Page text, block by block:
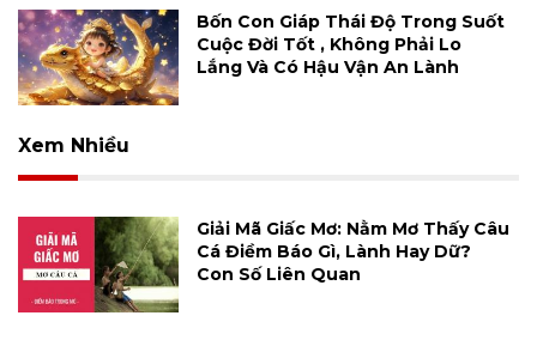
Bốn Con Giáp Thái Độ Trong Suốt
Cuộc Đời Tốt , Không Phải Lo
Lắng Và Có Hậu Vận An Lành
Xem Nhiều
Giải Mã Giấc Mơ: Nằm Mơ Thấy Câu
Cá Điềm Báo Gì, Lành Hay Dữ?
Con Số Liên Quan